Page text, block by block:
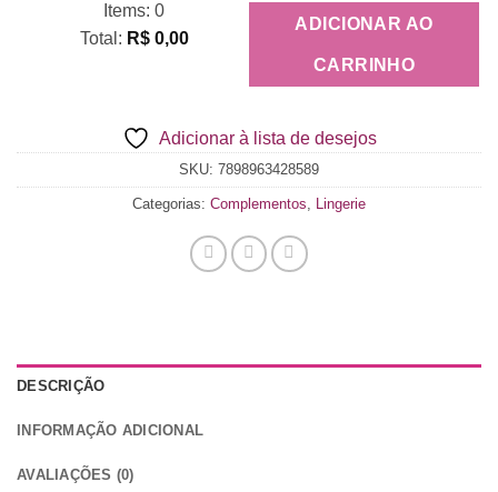
Items: 0
Total : R$ 0,00
R$ 0,00
ADICIONAR AO
CARRINHO
Adicionar à lista de desejos
SKU: 7898963428589
Categorias: Complementos, Lingerie
DESCRIÇÃO
INFORMAÇÃO ADICIONAL
AVALIAÇÕES (0)